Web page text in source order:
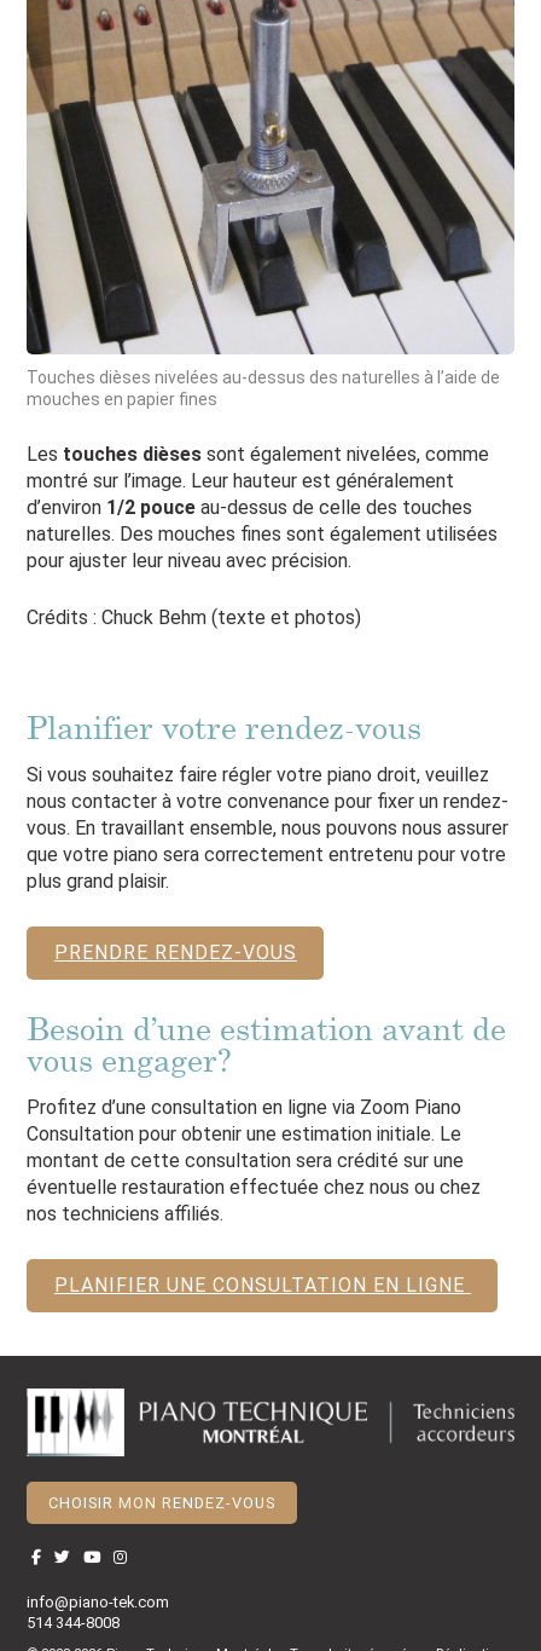
Touches dièses nivelées au-dessus des naturelles à l’aide de
mouches en papier fines
Les touches dièses sont également nivelées, comme
montré sur l’image. Leur hauteur est généralement
d’environ 1/2 pouce au-dessus de celle des touches
naturelles. Des mouches fines sont également utilisées
pour ajuster leur niveau avec précision.
Crédits : Chuck Behm (texte et photos)
Planifier votre rendez-vous
Si vous souhaitez faire régler votre piano droit, veuillez
nous contacter à votre convenance pour fixer un rendez-
vous. En travaillant ensemble, nous pouvons nous assurer
que votre piano sera correctement entretenu pour votre
plus grand plaisir.
PRENDRE RENDEZ-VOUS
Besoin d’une estimation avant de
vous engager?
Profitez d’une consultation en ligne via Zoom Piano
Consultation pour obtenir une estimation initiale. Le
montant de cette consultation sera crédité sur une
éventuelle restauration effectuée chez nous ou chez
nos techniciens affiliés.
PLANIFIER UNE CONSULTATION EN LIGNE
CHOISIR MON RENDEZ-VOUS
info@piano-tek.com
514 344-8008